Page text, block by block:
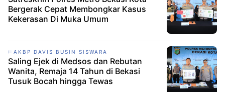
Bergerak Cepat Membongkar Kasus
Kekerasan Di Muka Umum
AKBP DAVIS BUSIN SISWARA
Saling Ejek di Medsos dan Rebutan
Wanita, Remaja 14 Tahun di Bekasi
Tusuk Bocah hingga Tewas